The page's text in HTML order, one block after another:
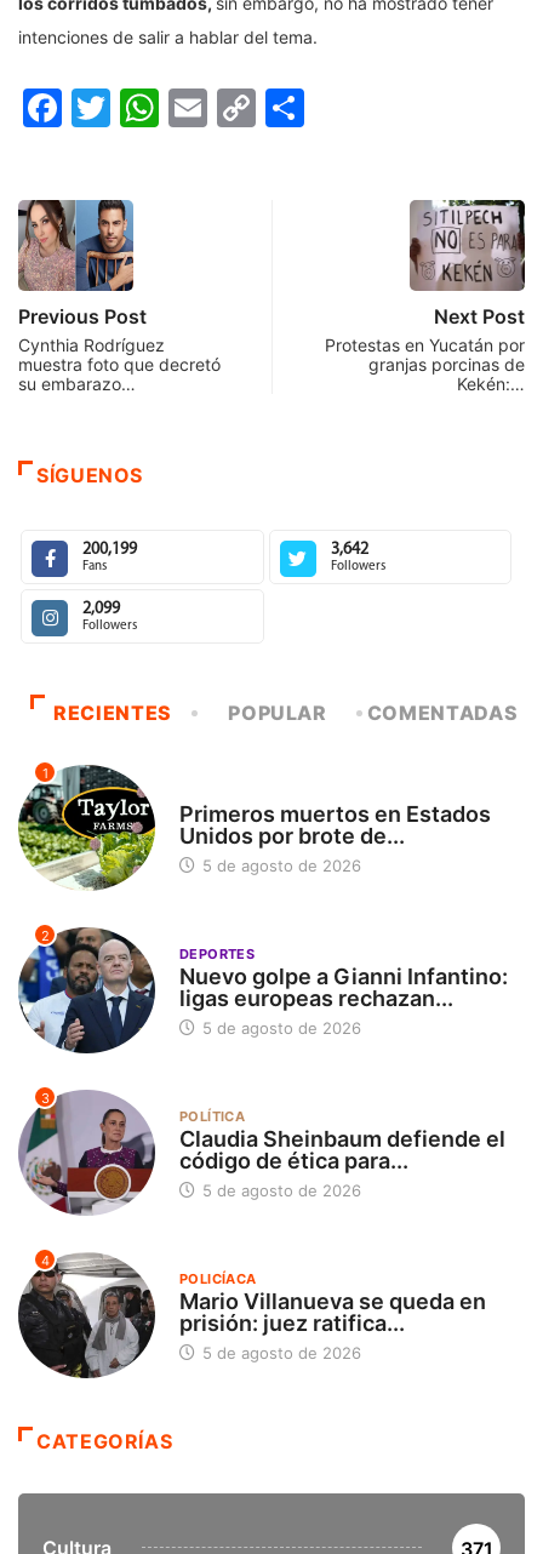
intenciones de salir a hablar del tema.
Facebook
Twitter
WhatsApp
Email
Copy
Previous Post
Cynthia Rodríguez
muestra foto que decretó
su embarazo…
Next Post
Protestas en Yucatán por
granjas porcinas de
Kekén:…
SÍGUENOS
200,199
Fans
3,642
Followers
2,099
Followers
RECIENTES POPULAR COMENTADAS
1
Primeros muertos en Estados
Unidos por brote de...
5 de agosto de 2026
2
DEPORTES
Nuevo golpe a Gianni Infantino:
ligas europeas rechazan...
5 de agosto de 2026
3
POLÍTICA
Claudia Sheinbaum defiende el
código de ética para...
5 de agosto de 2026
4
POLICÍACA
Mario Villanueva se queda en
prisión: juez ratifica...
5 de agosto de 2026
CATEGORÍAS
Cultura 371